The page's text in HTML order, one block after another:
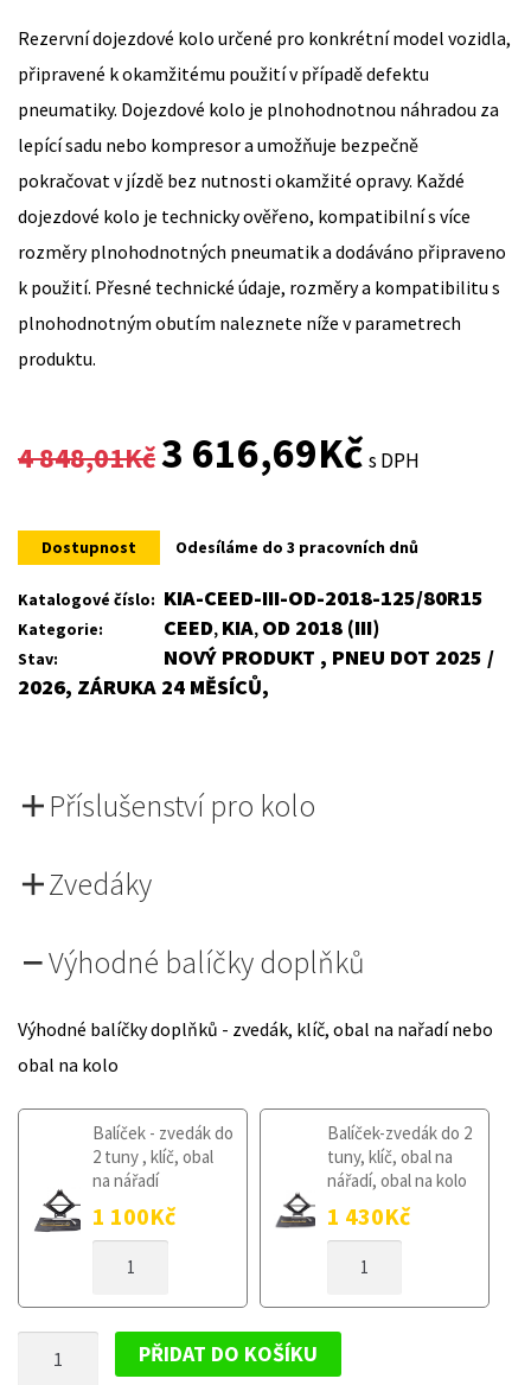
Rezervní dojezdové kolo určené pro konkrétní model vozidla,
připravené k okamžitému použití v případě defektu
pneumatiky. Dojezdové kolo je plnohodnotnou náhradou za
lepící sadu nebo kompresor a umožňuje bezpečně
pokračovat v jízdě bez nutnosti okamžité opravy. Každé
dojezdové kolo je technicky ověřeno, kompatibilní s více
rozměry plnohodnotných pneumatik a dodáváno připraveno
k použití. Přesné technické údaje, rozměry a kompatibilitu s
plnohodnotným obutím naleznete níže v parametrech
produktu.
4 848,01Kč
Original
was:
4
848,01Kč.
3 616,69KčCurrent
is:
3
616,69Kč.
s DPH
Dostupnost Odesíláme do 3 pracovních dnů
Katalogové číslo: KIA-CEED-III-OD-2018-125/80R15
Kategorie: CEED, KIA, OD 2018 (III)
Stav:
NOVÝ PRODUKT , PNEU DOT 2025 /
2026, ZÁRUKA 24 MĚSÍCŮ,
Příslušenství pro kolo
Zvedáky
Výhodné balíčky doplňků
Výhodné balíčky doplňků - zvedák, klíč, obal na nařadí nebo
obal na kolo
Balíček - zvedák do
2 tuny , klíč, obal
na nářadí
1 100Kč
KOLO
OD
Balíček-zvedák do 2
tuny, klíč, obal na
nářadí, obal na kolo
1 430Kč
KOLO
OD
PŘIDAT DO KOŠÍKU